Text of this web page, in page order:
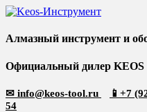
Алмазный инструмент и
Официальный дилер KEOS
✉ info@keos-tool.ru 📱 +7
54